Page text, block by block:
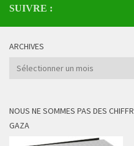
SUIVRE :
ARCHIVES
Archives
NOUS NE SOMMES PAS DES
GAZA